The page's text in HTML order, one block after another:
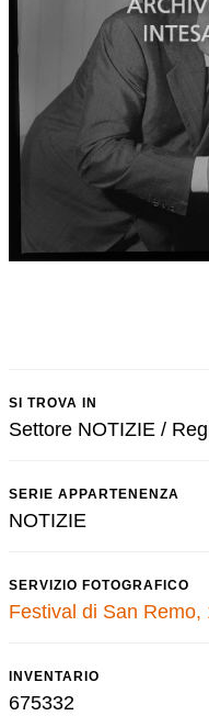
SI TROVA IN
Settore NOTIZIE /
SERIE APPARTENENZA
NOTIZIE
SERVIZIO FOTOGRAFICO
Festival di San Remo,
INVENTARIO
675332